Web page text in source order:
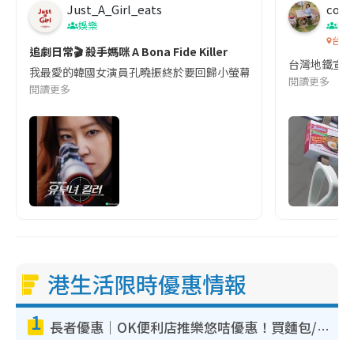
Just_A_Girl_eats
娛樂
追劇日常🎬 殺手媽咪 A Bona Fide Killer
我最愛的韓國女演員孔曉振終於要回歸小螢幕啦!這次的劇本改編
閱讀更多
co
吹
台灣
台灣地鐵宣
閱讀更多
港生活限時優惠情報
1 長者優惠｜OK便利店推樂悠咭優惠！買麵包/牛奶/保健品拍卡即減